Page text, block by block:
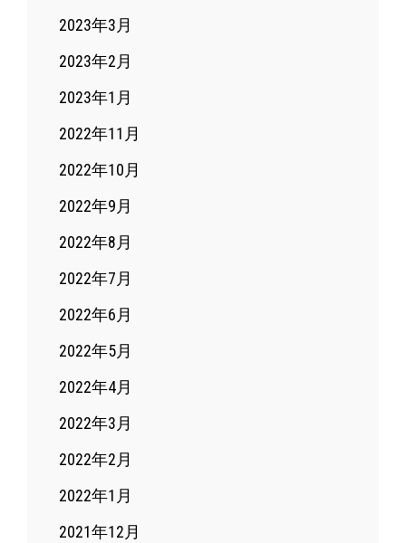
2023年3月
2023年2月
2023年1月
2022年11月
2022年10月
2022年9月
2022年8月
2022年7月
2022年6月
2022年5月
2022年4月
2022年3月
2022年2月
2022年1月
2021年12月